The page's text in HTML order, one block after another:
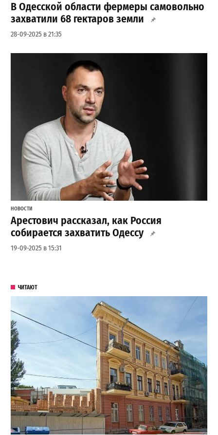
В Одесской области фермеры самовольно
захватили 68 гектаров земли
28-09-2025 в 21:35
НОВОСТИ
Арестович рассказал, как Россия
собирается захватить Одессу
19-09-2025 в 15:31
ЧИТАЮТ